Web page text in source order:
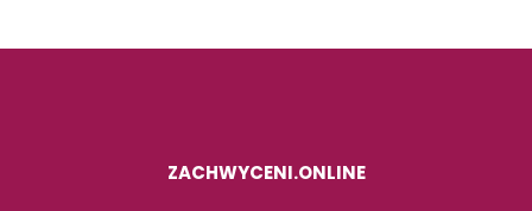
ZACHWYCENI.ONLINE